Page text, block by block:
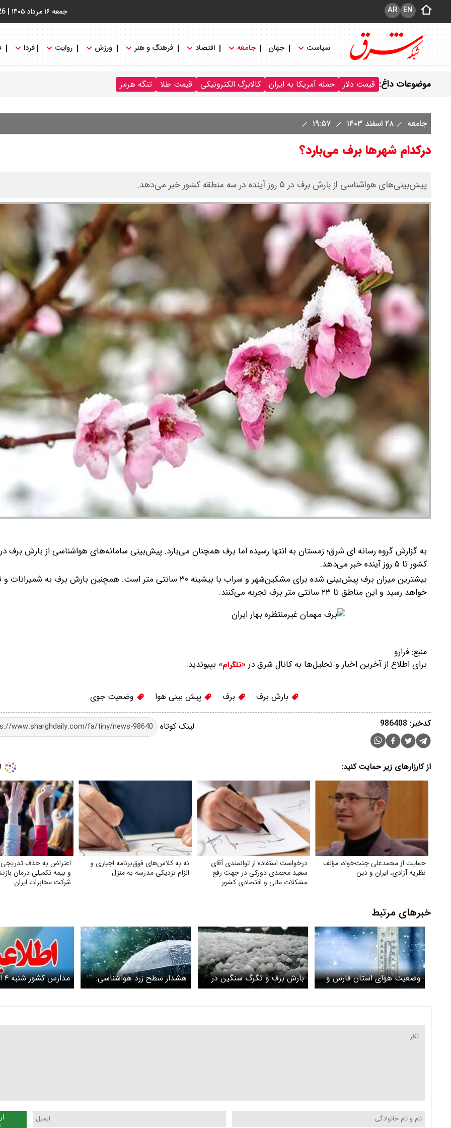
جمعه ۱۶ مرداد ۱۴۰۵ | EN
AR
سیاست جهان جامعه اقتصاد فرهنگ و هنر ورزش روایت فردا
موضوعات داغ: قیمت دلار حمله آمریکا به ایران کالابرگ الکترونیکی قیمت طلا تنگه هرمز
جامعه ۲۸ اسفند ۱۴۰۳
درکدام شهرها برف می‌بارد؟
پیش‌بینی‌های هواشناسی از بارش برف در ۵ روز آینده در سه منطقه کشور خبر می‌دهد.
به گزارش گروه رسانه ای شرق؛ زمستان به انتها رسیده اما برف همچنان می‌بارد. پیش‌بینی سامانه‌های هواشناسی از بارش برف
کشور تا ۵ روز آینده خبر می‌دهد.
بیشترین میزان برف پیش‌بینی شده برای مشکین‌شهر و سراب با بیشینه ۳۰ سانتی متر است. همچنین بارش برف به
خواهد رسید و این مناطق تا ۲۳ سانتی متر برف تجربه می‌کنند.
منبع: فرارو
برای اطلاع از آخرین اخبار و تحلیل‌ها به کانال شرق در «تلگرام» بپیوندید.
بارش برف برف پیش بینی هوا وضعیت جوی
لینک کوتاه کدخبر: 986408
از کارزارهای زیر حمایت کنید:
حمایت از محمدعلی جنت‌خواه، مؤلف
نظریه آزادی، ایران و دین
درخواست استفاده از توانمندی آقای
سعید محمدی دورکی در جهت رفع
مشکلات مالی و اقتصادی کشور
نه به کلاس‌های فوق‌برنامه اجباری و
الزام نزدیکی مدرسه به منزل
اعتراض به حذف
و بیمه تکمیلی درمان
شرکت مخابرات ایران
خبرهای مرتبط
وضعیت هوای استان فارس و
شیراز؛ یکشنبه ۵ اسفند
بارش برف و تگرگ سنگین در
۱۵ استان
هشدار سطح زرد هواشناسی:
آغاز بارش برف و باران در استان
تعطیل است؟